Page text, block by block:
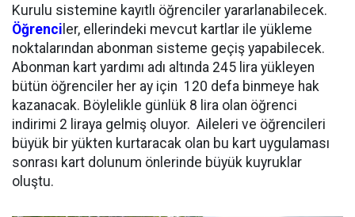
Kurulu sistemine kayıtlı öğrenciler yararlanabilecek.
Öğrenci ler, ellerindeki mevcut kartlar ile yükleme
noktalarından abonman sisteme geçiş yapabilecek.
Abonman kart yardımı adı altında 245 lira yükleyen
bütün öğrenciler her ay için 120 defa binmeye hak
kazanacak. Böylelikle günlük 8 lira olan öğrenci
indirimi 2 liraya gelmiş oluyor. Aileleri ve öğrencileri
büyük bir yükten kurtaracak olan bu kart uygulaması
sonrası kart dolunum önlerinde büyük kuyruklar
oluştu.